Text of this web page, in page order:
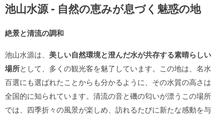
池山水源 - 自然の恵みが息づく魅惑の地
絶景と清流の調和
池山水源は、 美しい自然環境と澄んだ水が共存する素晴らしい
場所として、多くの観光客を魅了しています。この地は、名水
百選にも選ばれたことからも分かるように、その水質の高さは
全国的に知られています。清流の音と磯の匂いが漂うこの場所
では、四季折々の風景が楽しめ、訪れるたびに新たな感動を与